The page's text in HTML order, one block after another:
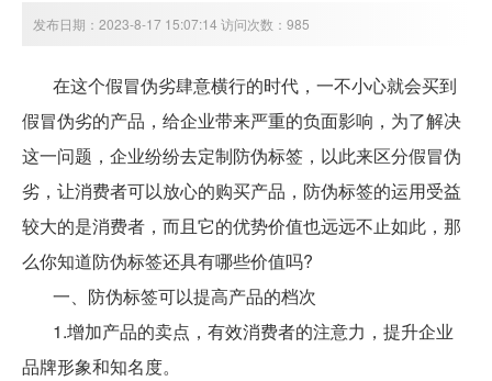
发布日期：2023-8-17 15:07:14 访问次数：985
在这个假冒伪劣肆意横行的时代，一不小心就会买到
假冒伪劣的产品，给企业带来严重的负面影响，为了解决
这一问题，企业纷纷去定制防伪标签，以此来区分假冒伪
劣，让消费者可以放心的购买产品，防伪标签的运用受益
较大的是消费者，而且它的优势价值也远远不止如此，那
么你知道防伪标签还具有哪些价值吗?
一、防伪标签可以提高产品的档次
1.增加产品的卖点，有效消费者的注意力，提升企业
品牌形象和知名度。